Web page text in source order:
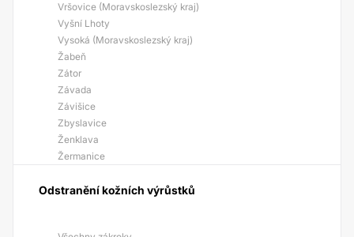
Vršovice (Moravskoslezský kraj)
Vyšní Lhoty
Vysoká (Moravskoslezský kraj)
Žabeň
Zátor
Závada
Závišice
Zbyslavice
Ženklava
Žermanice
Odstranění kožních výrůstků